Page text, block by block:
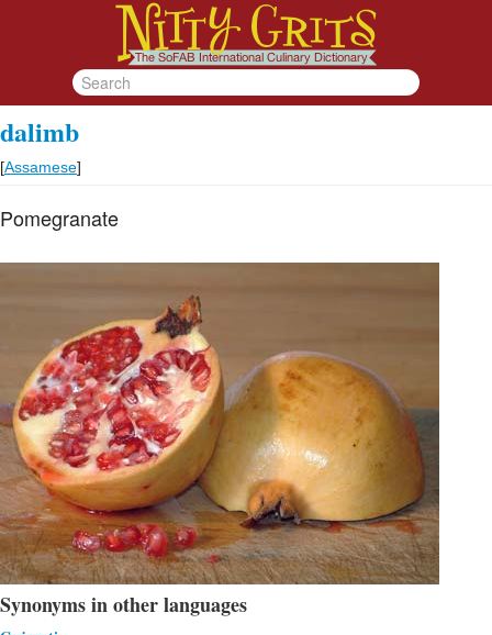
dalimb
[Assamese]
Pomegranate
Synonyms in other languages